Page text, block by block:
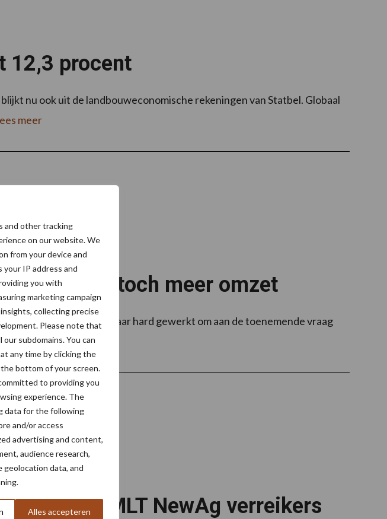
and other tracking
on our website. We
from your device and
your IP address and
you with
marketing campaign
collecting precise
Please note that
subdomains. You can
any time by clicking the
bottom of your screen.
to providing you
experience. The
data for the following
and/or access
advertising and content,
audience research,
geolocation data, and
Alles accepteren
12,3 procent
nu ook uit de landbouweconomische rekeningen van Statbel. Globaal
meer
corona toch meer omzet
heeft het afgelopen jaar hard gewerkt om aan de toenemende vraag
...Lees meer
Manitou MLT NewAg verreikers